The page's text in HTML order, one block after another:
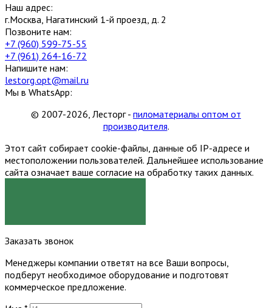
Наш адрес:
г.Москва, Нагатинский 1-й проезд, д. 2
Позвоните нам:
+7 (960) 599-75-55
+7 (961) 264-16-72
Напишите нам:
lestorg.opt@mail.ru
Мы в WhatsApp:
© 2007-2026, Лесторг - пиломатериалы оптом от
производителя.
Этот сайт собирает cookie-файлы, данные об IP-адресе и
местоположении пользователей. Дальнейшее использование
сайта означает ваше согласие на обработку таких данных.
Заказать звонок
Менеджеры компании ответят на все Ваши вопросы,
подберут необходимое оборудование и подготовят
коммерческое предложение.